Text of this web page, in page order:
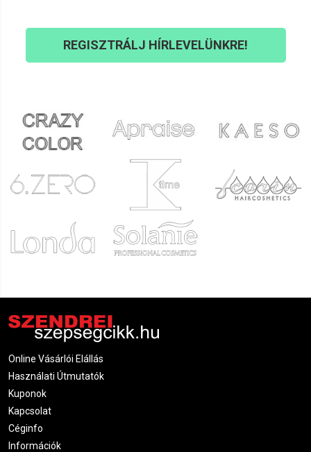
REGISZTRÁLJ HÍRLEVELÜNKRE!
Online Vásárlói Elállás
Használati Útmutatók
Kuponok
Kapcsolat
Céginfo
Információk